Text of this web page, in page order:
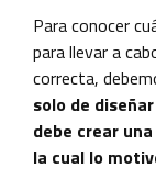
Para conocer
para llevar a
correcta,
solo de
debe crear
la cual lo